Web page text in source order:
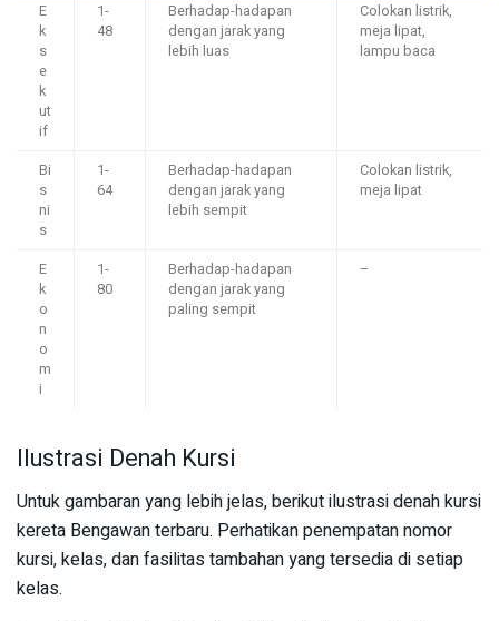
E
k
s
e
k
ut
if
1-
48
Berhadap-hadapan
dengan jarak yang
lebih luas
Colokan listrik,
meja lipat,
lampu baca
Bi
s
ni
s
1-
64
Berhadap-hadapan
dengan jarak yang
lebih sempit
Colokan listrik,
meja lipat
E
k
o
n
o
m
i
1-
80
Berhadap-hadapan
dengan jarak yang
paling sempit
–
Ilustrasi Denah Kursi
Untuk gambaran yang lebih jelas, berikut ilustrasi denah kursi
kereta Bengawan terbaru. Perhatikan penempatan nomor
kursi, kelas, dan fasilitas tambahan yang tersedia di setiap
kelas.